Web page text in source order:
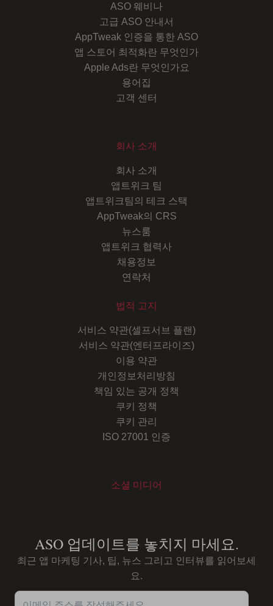
ASO 웨비나
고급 ASO 안내서
AppTweak 인증을 통한 ASO
앱 스토어 최적화란 무엇인가
Apple Ads란 무엇인가요
용어집
고객 센터
회사 소개
회사 소개
앱트위크 팀
앱트위크팀의 테크 스택
AppTweak의 CRS
뉴스룸
앱트위크 협력사
채용정보
연락처
법적 고지
서비스 약관(셀프서브 플랜)
서비스 약관(엔터프라이즈)
이용 약관
개인정보처리방침
책임 있는 공개 정책
쿠키 정책
쿠키 관리
ISO 27001 인증
소셜 미디어
ASO 업데이트를 놓치지 마세요.
최근 앱 마케팅 기사, 팁, 뉴스 그리고 인터뷰를 읽어보세
요.
이메일 주소를 작성해주세요...